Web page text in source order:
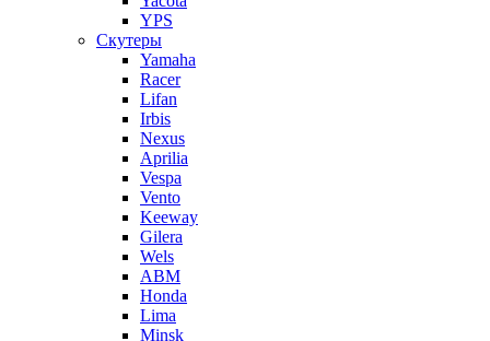
YPS
Скутеры
Yamaha
Racer
Lifan
Irbis
Nexus
Aprilia
Vespa
Vento
Keeway
Gilera
Wels
ABM
Honda
Lima
Minsk